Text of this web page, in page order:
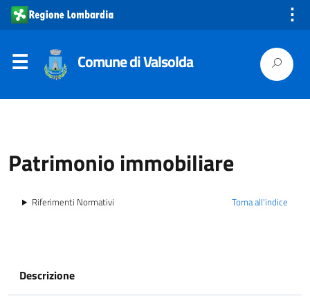
⋮
Comune di Valsolda
Patrimonio immobiliare
Torna all'indice
Riferimenti Normativi
Descrizione